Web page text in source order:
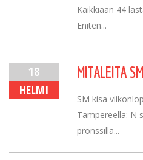
Kaikkiaan 44
Eniten...
18
HELMI
MITALEITA
SM kisa
Tampereella: N
pronssilla...